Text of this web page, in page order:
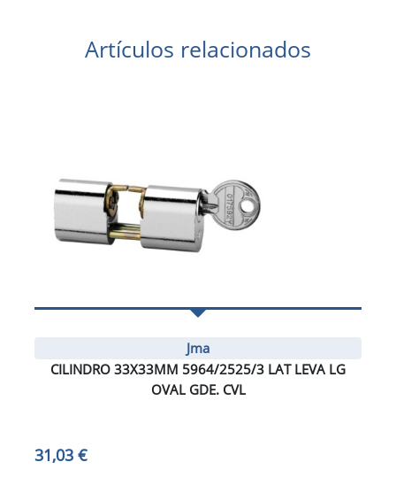
Artículos relacionados
Jma
CILINDRO 33X33MM 5964/2525/3 LAT LEVA LG
OVAL GDE. CVL
31,03 €